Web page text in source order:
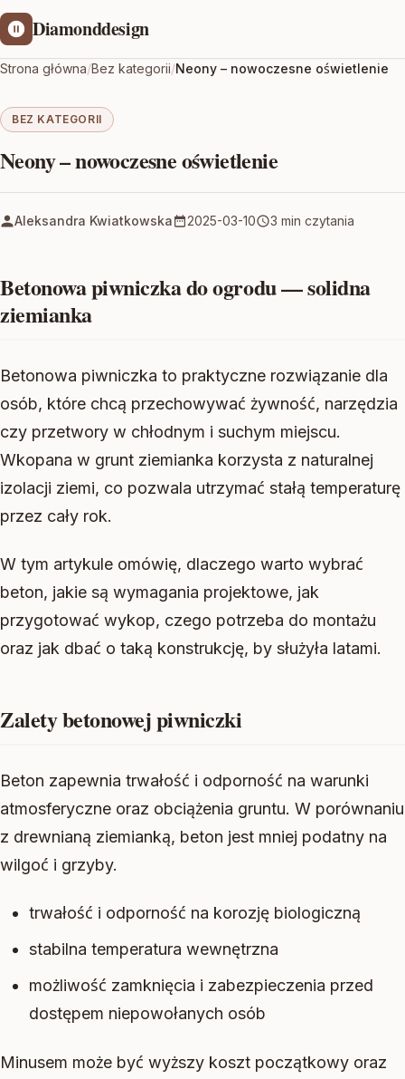
Diamonddesign
Strona główna/Bez kategorii/Neony – nowoczesne oświetlenie
BEZ KATEGORII
Neony – nowoczesne oświetlenie
Aleksandra Kwiatkowska 2025-03-10 3 min czytania
Betonowa piwniczka do ogrodu — solidna
ziemianka
Betonowa piwniczka to praktyczne rozwiązanie dla
osób, które chcą przechowywać żywność, narzędzia
czy przetwory w chłodnym i suchym miejscu.
Wkopana w grunt ziemianka korzysta z naturalnej
izolacji ziemi, co pozwala utrzymać stałą temperaturę
przez cały rok.
W tym artykule omówię, dlaczego warto wybrać
beton, jakie są wymagania projektowe, jak
przygotować wykop, czego potrzeba do montażu
oraz jak dbać o taką konstrukcję, by służyła latami.
Zalety betonowej piwniczki
Beton zapewnia trwałość i odporność na warunki
atmosferyczne oraz obciążenia gruntu. W porównaniu
z drewnianą ziemianką, beton jest mniej podatny na
wilgoć i grzyby.
trwałość i odporność na korozję biologiczną
stabilna temperatura wewnętrzna
możliwość zamknięcia i zabezpieczenia przed
dostępem niepowołanych osób
Minusem może być wyższy koszt początkowy oraz